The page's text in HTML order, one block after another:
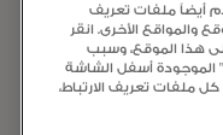
أيضاً ملفات تعريف
والمواقع الأخرى. انقر
هذا الموقع، وسبب
" الموجودة أسفل الشاشة
ملفات تعريف الارتباط،